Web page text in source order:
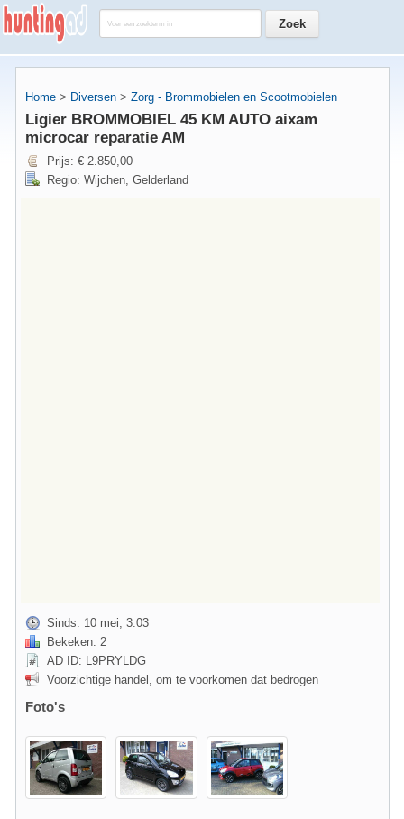
Home > Diversen > Zorg - Brommobielen en Scootmobielen
Ligier BROMMOBIEL 45 KM AUTO aixam
microcar reparatie AM
Prijs: € 2.850,00
Regio: Wijchen, Gelderland
Sinds: 10 mei, 3:03
Bekeken: 2
AD ID: L9PRYLDG
Voorzichtige handel, om te voorkomen dat bedrogen
Foto's